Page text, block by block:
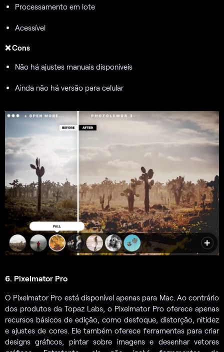
Processamento em lote
Acessível
❌ Cons
Não há ajustes manuais disponíveis
Ainda não há versão para celular
6. Pixelmator Pro
O Pixelmator Pro está disponível apenas para Mac. Ao contrário
dos produtos da Topaz Labs, o Pixelmator Pro oferece apenas
recursos básicos de edição, como desfoque, distorção, nitidez
e ajustes de cores. Ele também oferece ferramentas para criar
designs gráficos, pintar sobre imagens e desenhar vetores